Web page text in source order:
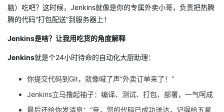
发
者
脑）吃吧？这时候，Jenkins就像是你的专属外卖小哥，负责把热腾
腾的代码“打包配送”到服务器上！
Jenkins是啥？让我用吃货的角度解释
Jenkins就是个24小时待命的自动化大厨助理：
你提交代码到Git，就像喊了声“外卖订单来了！”
Jenkins立马撸起袖子：编译、测试、打包、部署，一气呵成
最后还给你发消息：“亲，您的代码已成功送达，记得给五星